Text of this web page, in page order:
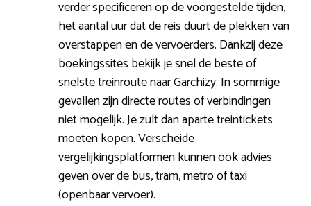
verder specificeren op de voorgestelde tijden,
het aantal uur dat de reis duurt de plekken van
overstappen en de vervoerders. Dankzij deze
boekingssites bekijk je snel de beste of
snelste treinroute naar Garchizy. In sommige
gevallen zijn directe routes of verbindingen
niet mogelijk. Je zult dan aparte treintickets
moeten kopen. Verscheide
vergelijkingsplatformen kunnen ook advies
geven over de bus, tram, metro of taxi
(openbaar vervoer).